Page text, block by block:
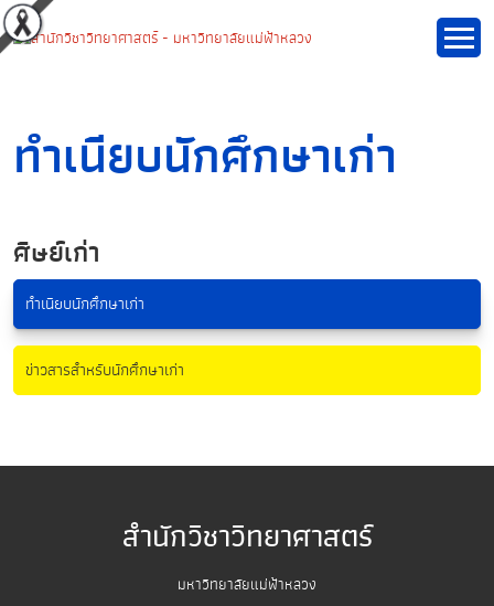
ทำเนียบนักศึกษาเก่า
ศิษย์เก่า
ทำเนียบนักศึกษาเก่า
ข่าวสารสำหรับนักศึกษาเก่า
สำนักวิชาวิทยาศาสตร์
มหาวิทยาลัยแม่ฟ้าหลวง